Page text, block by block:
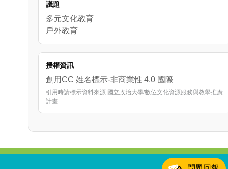
議題
多元文化教育
戶外教育
授權資訊
創用CC 姓名標示-非商業性 4.0 國際
引用時請標示資料來源:國立政治大學/數位文化資源服務與教學推廣
計畫